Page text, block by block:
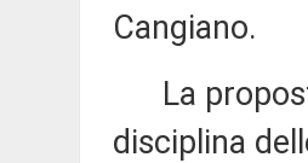
Cangiano.
La
disciplina